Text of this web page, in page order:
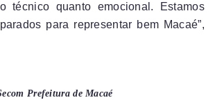
técnico quanto emocional. Estamos
para representar bem Macaé”,
Prefeitura de Macaé